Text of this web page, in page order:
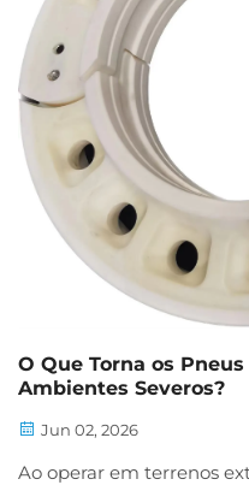
O Que Torna os
Ambientes Severos?
Jun 02, 2026
Ao operar em terrenos